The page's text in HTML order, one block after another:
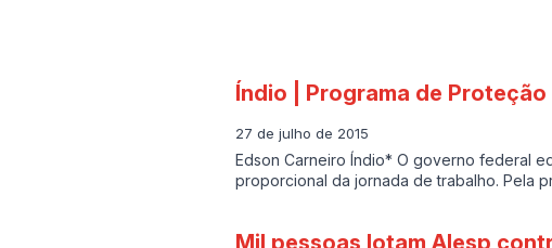
Índio | Programa de
27 de julho de 2015
Edson Carneiro Índio* O governo federal
proporcional da jornada de trabalho. Pela
Mil pessoas lotam Alesp